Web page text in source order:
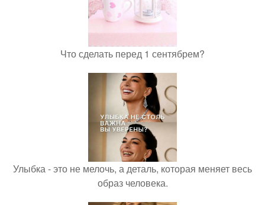
Что сделать перед 1 сентябрем?
Улыбка - это не мелочь, а деталь, которая меняет весь
образ человека.